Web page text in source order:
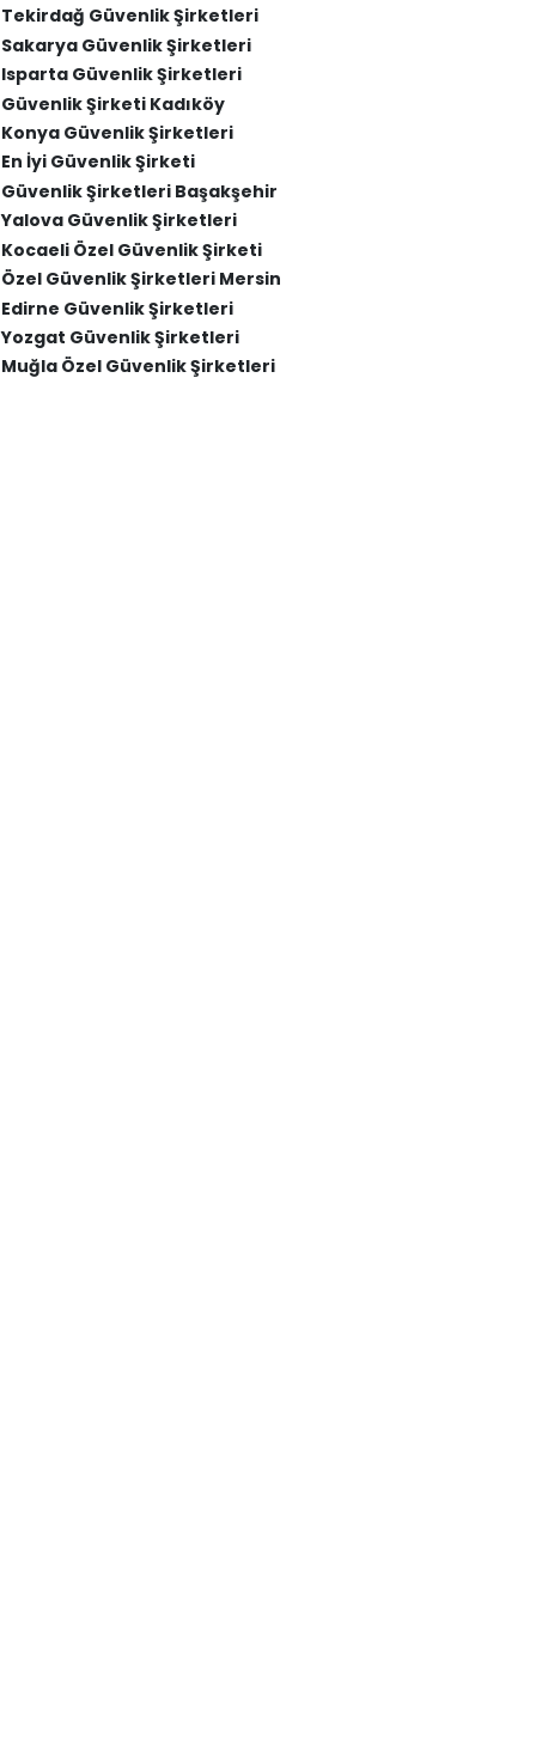
Tekirdağ Güvenlik Şirketleri
Sakarya Güvenlik Şirketleri
Isparta Güvenlik Şirketleri
Güvenlik Şirketi Kadıköy
Konya Güvenlik Şirketleri
En İyi Güvenlik Şirketi
Güvenlik Şirketleri Başakşehir
Yalova Güvenlik Şirketleri
Kocaeli Özel Güvenlik Şirketi
Özel Güvenlik Şirketleri Mersin
Edirne Güvenlik Şirketleri
Yozgat Güvenlik Şirketleri
Muğla Özel Güvenlik Şirketleri